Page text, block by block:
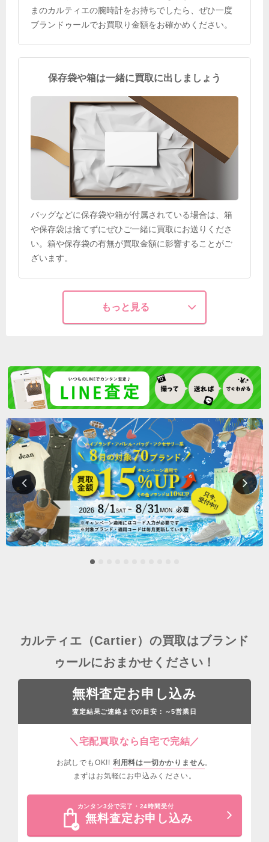
まのカルティエの腕時計をお持ちでしたら、ぜひ一度
ブランドゥールでお買取り金額をお確かめください。
保存袋や箱は一緒に買取に出しましょう
バッグなどに保存袋や箱が付属されている場合は、箱
や保存袋は捨てずにぜひご一緒に買取にお送りくださ
い。箱や保存袋の有無が買取金額に影響することがご
ざいます。
もっと見る
カルティエ（Cartier）の買取はブランド
ゥールにおまかせください！
無料査定お申し込み
査定結果ご連絡までの目安： ～5営業日
＼宅配買取なら自宅で完結／
お試しでもOK!! 利用料は一切かかりません。
まずはお気軽にお申込みください。
カンタン3分で完了・24時間受付
無料査定お申し込み